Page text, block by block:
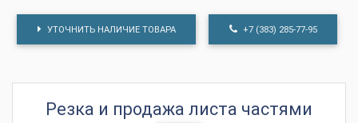
УТОЧНИТЬ НАЛИЧИЕ ТОВАРА +7 (383) 285-77-95
Резка и продажа листа частями